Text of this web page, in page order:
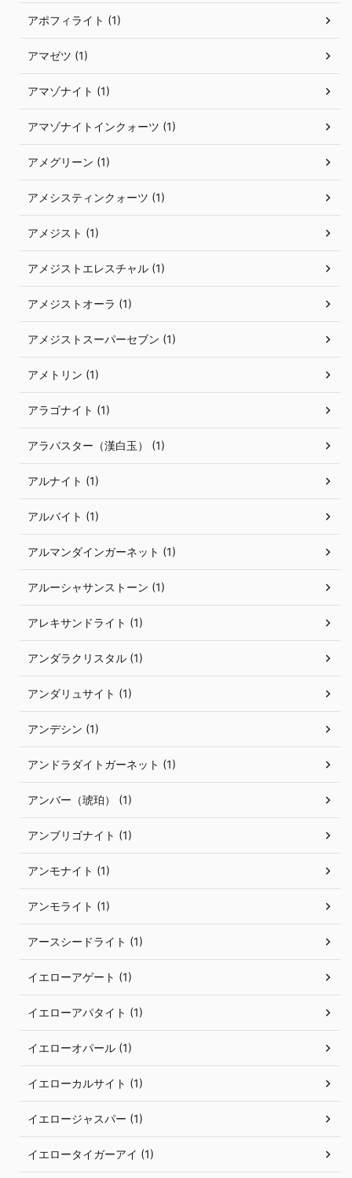
アポフィライト (1)
アマゼツ (1)
アマゾナイト (1)
アマゾナイトインクォーツ (1)
アメグリーン (1)
アメシスティンクォーツ (1)
アメジスト (1)
アメジストエレスチャル (1)
アメジストオーラ (1)
アメジストスーパーセブン (1)
アメトリン (1)
アラゴナイト (1)
アラバスター（漢白玉） (1)
アルナイト (1)
アルバイト (1)
アルマンダインガーネット (1)
アルーシャサンストーン (1)
アレキサンドライト (1)
アンダラクリスタル (1)
アンダリュサイト (1)
アンデシン (1)
アンドラダイトガーネット (1)
アンバー（琥珀） (1)
アンブリゴナイト (1)
アンモナイト (1)
アンモライト (1)
アースシードライト (1)
イエローアゲート (1)
イエローアパタイト (1)
イエローオパール (1)
イエローカルサイト (1)
イエロージャスパー (1)
イエロータイガーアイ (1)